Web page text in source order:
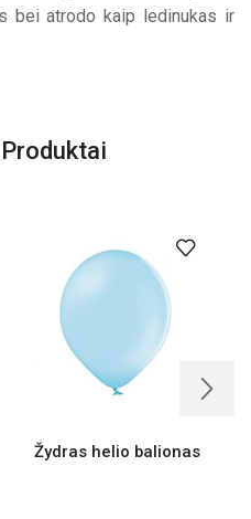
bei atrodo kaip ledinukas ir
Žydras helio balionas